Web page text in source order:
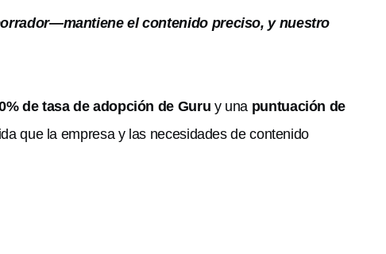
el contenido preciso, y nuestro
de tasa de adopción de Guru y una puntuación de
que la empresa y las necesidades de contenido